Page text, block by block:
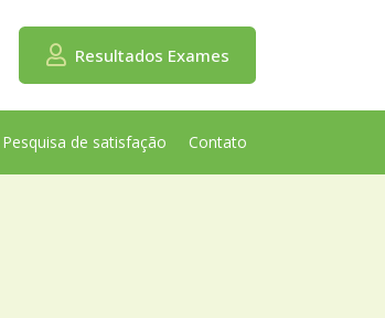
Resultados Exames
Pesquisa de satisfação Contato